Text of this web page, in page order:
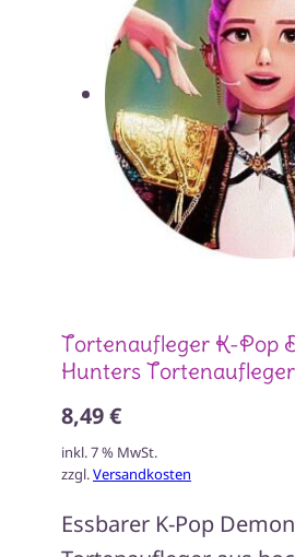
Tortenaufleger K-Pop
Hunters
8,49 €
inkl. 7 % MwSt.
zzgl.Versandkosten
Essbarer K-Pop